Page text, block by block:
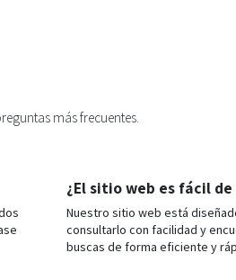
más frecuentes.
¿El sitio web es fácil de
Nuestro sitio web está
consultarlo con facilidad y
buscas de forma eficiente y